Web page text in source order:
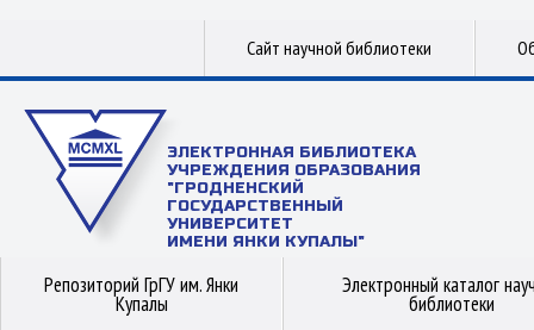
Сайт научной библиотеки
ЭЛЕКТРОННАЯ БИБЛИОТЕКА
УЧРЕЖДЕНИЯ ОБРАЗОВАНИЯ
"ГРОДНЕНСКИЙ
ГОСУДАРСТВЕННЫЙ
УНИВЕРСИТЕТ
ИМЕНИ ЯНКИ КУПАЛЫ"
Репозиторий ГрГУ им. Янки
Купалы
Электронный каталог
библиотеки